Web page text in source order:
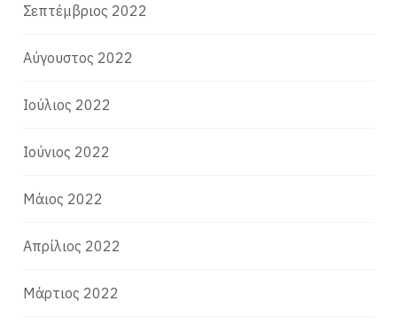
Σεπτέμβριος 2022
Αύγουστος 2022
Ιούλιος 2022
Ιούνιος 2022
Μάιος 2022
Απρίλιος 2022
Μάρτιος 2022